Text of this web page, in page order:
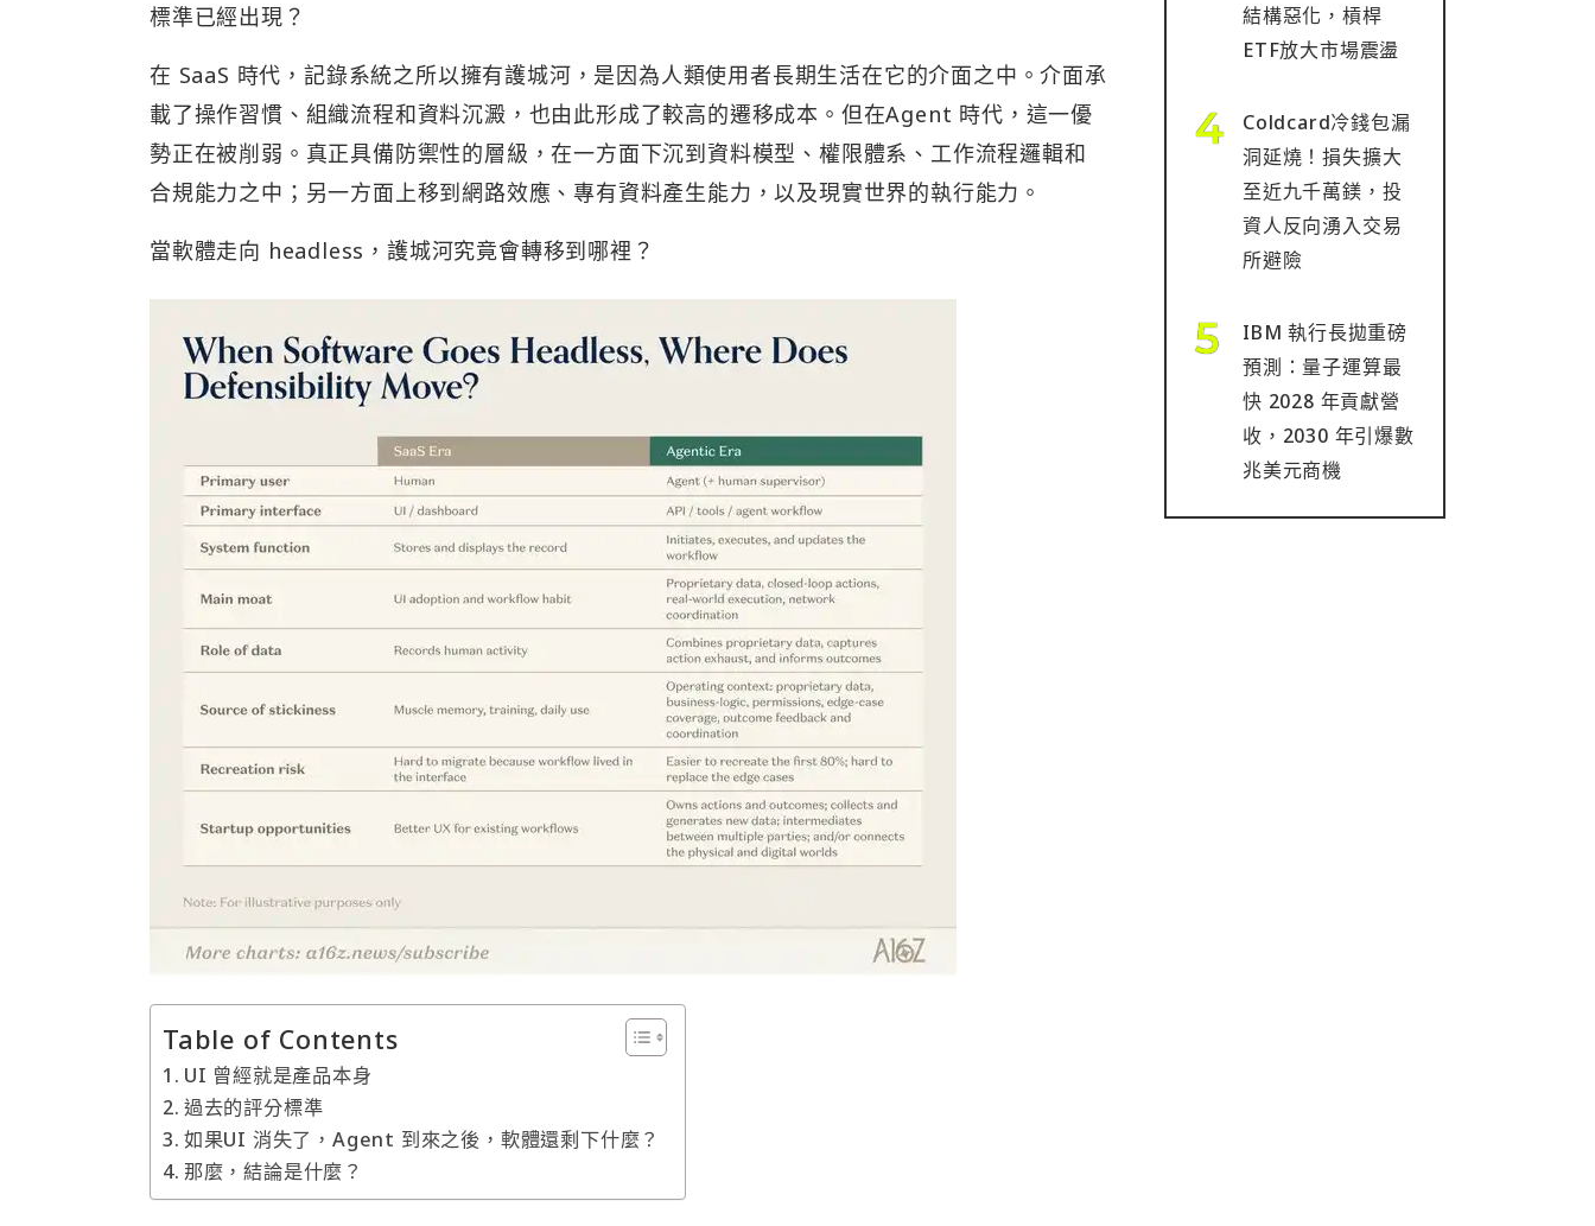
標準已經出現？
在 SaaS 時代，記錄系統之所以擁有護城河，是因為人類使用者長期生活在它的介面之中。介面承
載了操作習慣、組織流程和資料沉澱，也由此形成了較高的遷移成本。但在Agent 時代，這一優
勢正在被削弱。真正具備防禦性的層級，在一方面下沉到資料模型、權限體系、工作流程邏輯和
合規能力之中；另一方面上移到網路效應、專有資料產生能力，以及現實世界的執行能力。
當軟體走向 headless，護城河究竟會轉移到哪裡？
Table of Contents
UI 曾經就是產品本身
過去的評分標準
如果UI 消失了，Agent 到來之後，軟體還剩下什麼？
那麼，結論是什麼？
結構惡化，槓桿
ETF放大市場震盪
Coldcard冷錢包漏
洞延燒！損失擴大
至近九千萬鎂，投
資人反向湧入交易
所避險
IBM 執行長拋重磅
預測：量子運算最
快 2028 年貢獻營
收，2030 年引爆數
兆美元商機